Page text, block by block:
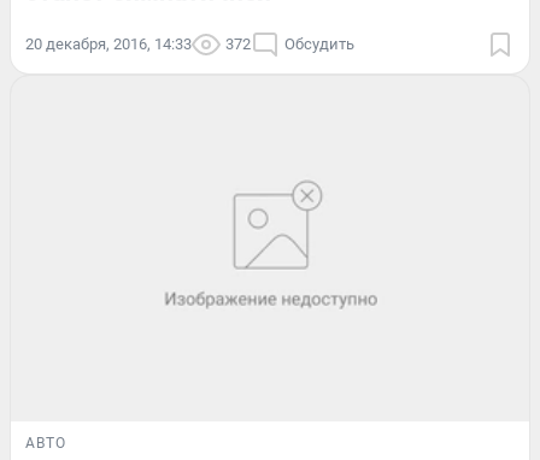
20 декабря, 2016, 14:33 372 Обсудить
АВТО